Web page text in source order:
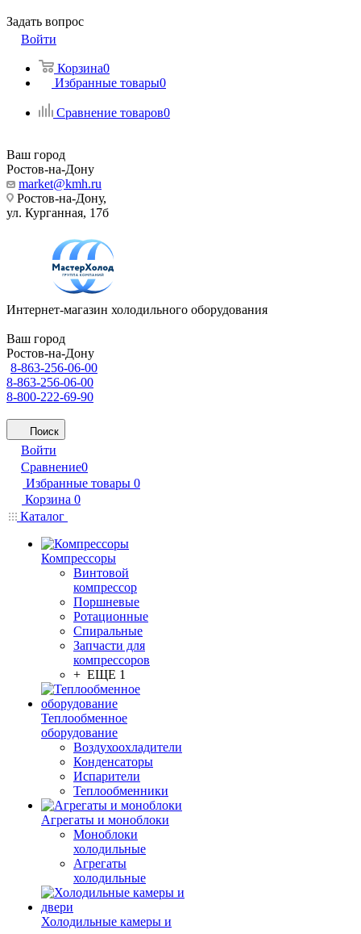
Задать вопрос
Войти
Корзина0
Избранные товары0
Сравнение товаров0
Ваш город
Ростов-на-Дону
market@kmh.ru
Ростов-на-Дону,
ул. Курганная, 17б
Интернет-магазин холодильного оборудования
Ваш город
Ростов-на-Дону
8-863-256-06-00
8-863-256-06-00
8-800-222-69-90
Поиск
Войти
Сравнение0
Избранные товары 0
Корзина 0
Каталог
Компрессоры
Винтовой
компрессор
Поршневые
Ротационные
Спиральные
Запчасти для
компрессоров
+ ЕЩЕ 1
Теплообменное
оборудование
Воздухоохладители
Конденсаторы
Испарители
Теплообменники
Агрегаты и моноблоки
Моноблоки
холодильные
Агрегаты
холодильные
Холодильные камеры и